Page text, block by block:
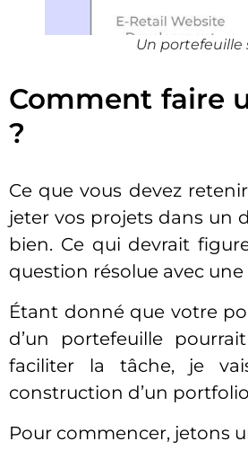
Un
Comment faire
?
Ce que vous devez
jeter vos projets dans un
bien. Ce qui devrait
question résolue avec
Étant donné que votre
d’un portefeuille
faciliter la tâche, je
construction d’un
Pour commencer, jetons